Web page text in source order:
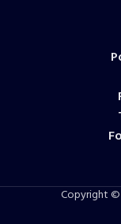
Copyright ©